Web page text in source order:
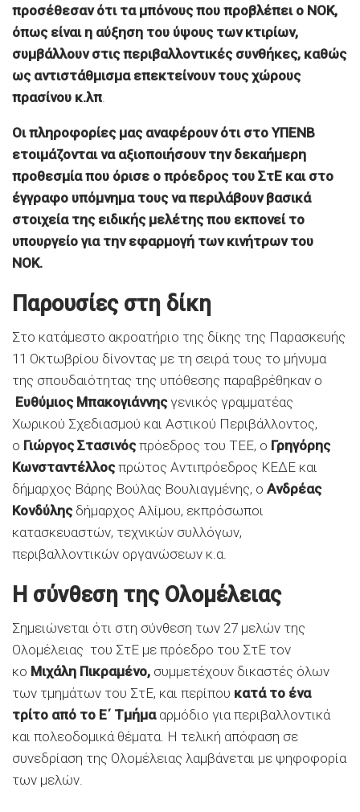
προσέθεσαν ότι τα μπόνους που προβλέπει ο ΝΟΚ,
όπως είναι η αύξηση του ύψους των κτιρίων,
συμβάλλουν στις περιβαλλοντικές συνθήκες, καθώς
ως αντιστάθμισμα επεκτείνουν τους χώρους
πρασίνου κ.λπ
Οι πληροφορίες μας αναφέρουν ότι στο ΥΠΕΝΒ
ετοιμάζονται να αξιοποιήσουν την δεκαήμερη
προθεσμία που όρισε ο πρόεδρος του ΣτΕ και στο
έγγραφο υπόμνημα τους να περιλάβουν βασικά
στοιχεία της ειδικής μελέτης που εκπονεί το
υπουργείο για την εφαρμογή των κινήτρων του
ΝΟΚ.
Παρουσίες στη δίκη
Στο κατάμεστο ακροατήριο της δίκης της Παρασκευής
11 Οκτωβρίου δίνοντας με τη σειρά τους το μήνυμα
της σπουδαιότητας της υπόθεσης παραβρέθηκαν ο
Ευθύμιος Μπακογιάννηςγενικός γραμματέας
Χωρικού Σχεδιασμού και Αστικού Περιβάλλοντος,
ο Γιώργος Στασινόςπρόεδρος του ΤΕΕ, ο Γρηγόρης
Κωνσταντέλλοςπρώτος Αντιπρόεδρος ΚΕΔΕ και
δήμαρχος Βάρης Βούλας Βουλιαγμένης, ο Ανδρέας
Κονδύληςδήμαρχος Αλίμου, εκπρόσωποι
κατασκευαστών, τεχνικών συλλόγων,
περιβαλλοντικών οργανώσεων κ.α.
Η σύνθεση της Ολομέλειας
Σημειώνεται ότι στη σύνθεση των 27 μελών της
Ολομέλειας του ΣτΕ με πρόεδρο του ΣτΕ τον
κο Μιχάλη Πικραμένο, συμμετέχουν δικαστές όλων
των τμημάτων του ΣτΕ, και περίπου κατά το ένα
τρίτο από το Ε΄ Τμήμααρμόδιο για περιβαλλοντικά
και πολεοδομικά θέματα. Η τελική απόφαση σε
συνεδρίαση της Ολομέλειας λαμβάνεται με ψηφοφορία
των μελών.